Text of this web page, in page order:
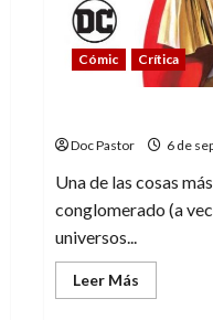
Cómic Crítica
Doc Pastor 6 de
Una de las cosas
conglomerado (a
universos...
Leer Más
más